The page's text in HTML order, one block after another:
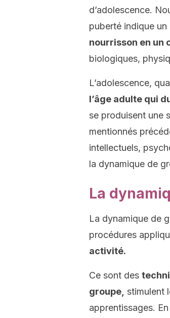
d’adolescence.
puberté indique un
nourrisson en un
biologiques,
L’adolescence,
l’âge adulte qui
se produisent une
mentionnés
intellectuels,
la dynamique de
La
La dynamique de
procédures
activité.
Ce sont des
groupe, stimulent
apprentissages.